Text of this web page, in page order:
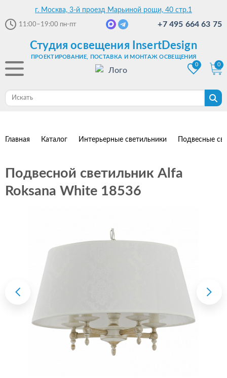
г. Москва, 3-й проезд Марьиной рощи, 40 стр.1
11:00–19:00 пн-пт +7 495 664 63 75
Студия освещения InsertDesign
ПРОЕКТИРОВАНИЕ, ПОСТАВКА И МОНТАЖ ОСВЕЩЕНИЯ
0
0
Главная Каталог Интерьерные светильники Подвесные
Подвесной светильник Alfa
Roksana White 18536